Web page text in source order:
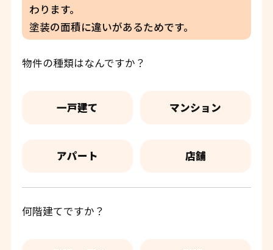
わります。
塗装の面積に違いがあるためです。
物件の種類はなんですか？
一戸建て マンション
アパート 店舗
何階建てですか？